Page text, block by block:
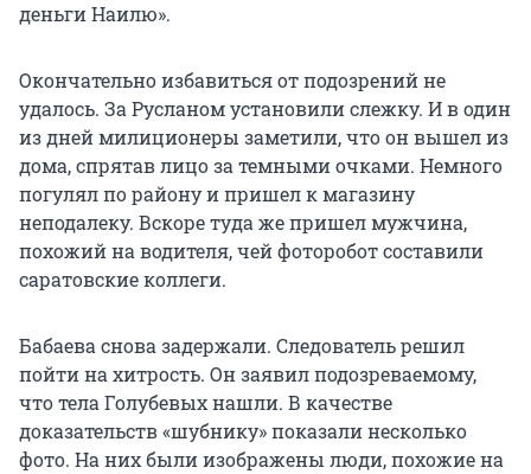
деньги Наилю».
Окончательно избавиться от подозрений не
удалось. За Русланом установили слежку. И в один
из дней милиционеры заметили, что он вышел из
дома, спрятав лицо за темными очками. Немного
погулял по району и пришел к магазину
неподалеку. Вскоре туда же пришел мужчина,
похожий на водителя, чей фоторобот составили
саратовские коллеги.
Бабаева снова задержали. Следователь решил
пойти на хитрость. Он заявил подозреваемому,
что тела Голубевых нашли. В качестве
доказательств «шубнику» показали несколько
фото. На них были изображены люди, похожие на